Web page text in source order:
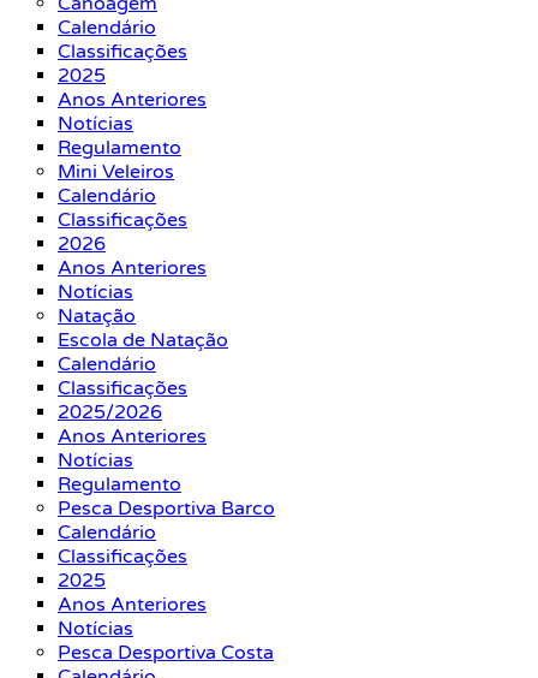
Calendário
Classificações
2025
Anos Anteriores
Notícias
Regulamento
Mini Veleiros
Calendário
Classificações
2026
Anos Anteriores
Notícias
Natação
Escola de Natação
Calendário
Classificações
2025/2026
Anos Anteriores
Notícias
Regulamento
Pesca Desportiva Barco
Calendário
Classificações
2025
Anos Anteriores
Notícias
Pesca Desportiva Costa